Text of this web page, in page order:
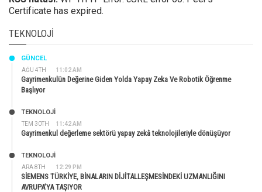
Certificate has expired.
TEKNOLOJI
AĞU 4TH 11:02 AM
GÜNCEL
Gayrimenkulün Değerine Giden Yolda Yapay Zeka Ve Robotik Öğrenme
Başlıyor
TEM 30TH 11:42 AM
TEKNOLOJİ
Gayrimenkul değerleme sektörü yapay zekâ teknolojileriyle dönüşüyor
ARA 8TH 12:29 PM
TEKNOLOJİ
SİEMENS TÜRKİYE, BİNALARIN DİJİTALLEŞMESİNDEKİ UZMANLIĞINI
AVRUPA’YA TAŞIYOR